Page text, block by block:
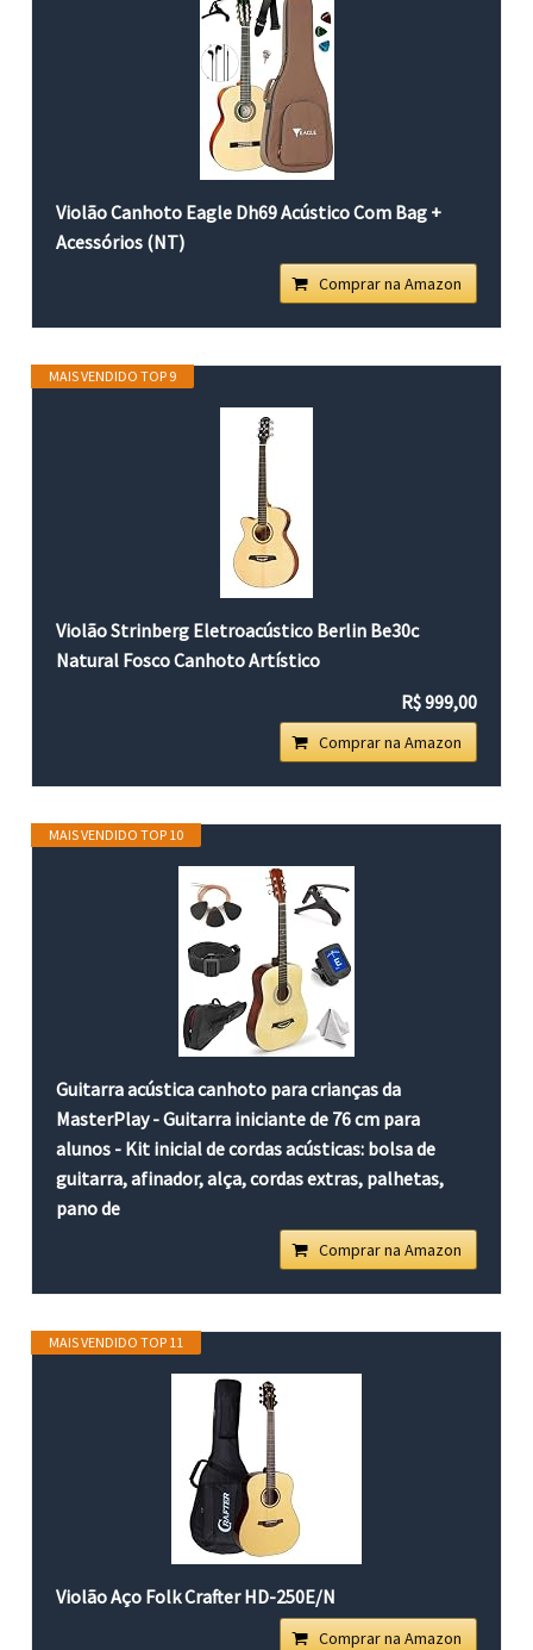
Violão Canhoto Eagle Dh69 Acústico Com Bag +
Acessórios (NT)
Comprar na Amazon
MAIS VENDIDO TOP 9
Violão Strinberg Eletroacústico Berlin Be30c
Natural Fosco Canhoto Artístico
R$ 999,00
Comprar na Amazon
MAIS VENDIDO TOP 10
Guitarra acústica canhoto para crianças da
MasterPlay - Guitarra iniciante de 76 cm para
alunos - Kit inicial de cordas acústicas: bolsa de
guitarra, afinador, alça, cordas extras, palhetas,
pano de
Comprar na Amazon
MAIS VENDIDO TOP 11
Violão Aço Folk Crafter HD-250E/N
Comprar na Amazon